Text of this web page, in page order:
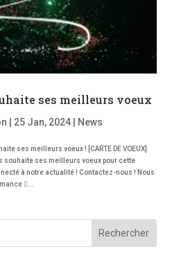
ses meilleurs voeux
25 Jan, 2024| News
ses meilleurs voeux ! [CARTE DE VOEUX]
souhaite ses meilleurs voeux pour cette
à notre actualité ! Contactez-nous ! Nous
...